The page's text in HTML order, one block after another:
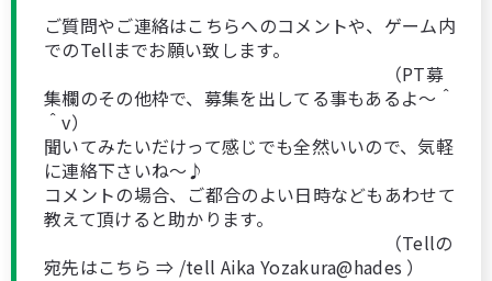
ご質問やご連絡はこちらへのコメントや、ゲーム内
でのTellまでお願い致します。
（PT募
集欄のその他枠で、募集を出してる事もあるよ～＾
＾v）
聞いてみたいだけって感じでも全然いいので、気軽
に連絡下さいね～♪
コメントの場合、ご都合のよい日時などもあわせて
教えて頂けると助かります。
（Tellの
宛先はこちら ⇒ /tell Aika Yozakura@hades ）